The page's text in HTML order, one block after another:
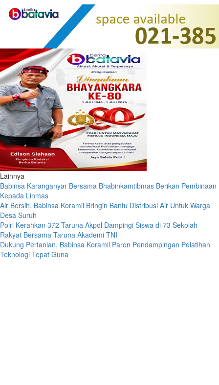
Lainnya
Babinsa Karanganyar Bersama Bhabinkamtibmas Berikan Pembinaan
Kepada Linmas
Air Bersih, Babinsa Koramil Bringin Bantu Distribusi Air Untuk Warga
Desa Suruh
Polri Kerahkan 372 Taruna Akpol Dampingi Siswa di 73 Sekolah
Rakyat Bersama Taruna Akademi TNI
Dukung Pertanian, Babinsa Koramil Paron Pendampingan Pelatihan
Teknologi Tepat Guna